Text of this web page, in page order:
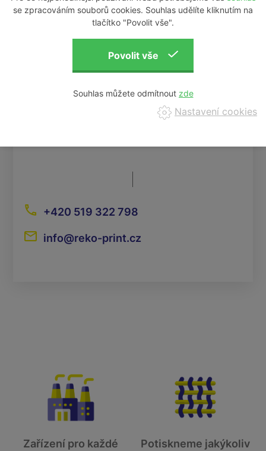
O VAŠE DATA JE U NÁS POSTARÁNO.
PŘEČTĚTE SI O
+420 519 322 798
info@reko-print.cz
Zařízení pro každé
Potiskneme jakýkoliv
se zpracováním souborů cookies. Souhlas udělíte kliknutím na
tlačítko "Povolit vše".
Souhlas můžete odmítnout
Nastavení cookies